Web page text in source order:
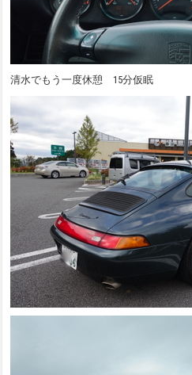
清水でもう一度休憩 15分仮眠